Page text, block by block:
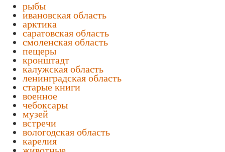
рыбы
ивановская область
арктика
саратовская область
смоленская область
пещеры
кронштадт
калужская область
ленинградская область
старые книги
военное
чебоксары
музей
встречи
вологодская область
карелия